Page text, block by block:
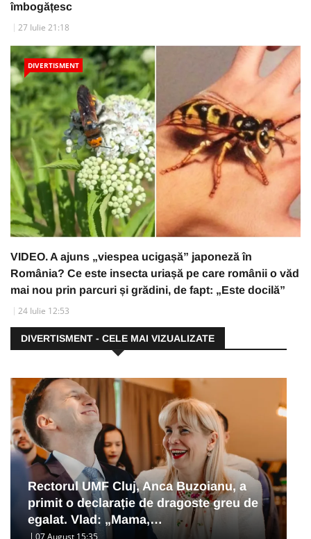
îmbogățesc
27 Iulie 21:18
DIVERTISMENT
VIDEO. A ajuns „viespea ucigașă” japoneză în
România? Ce este insecta uriașă pe care românii o văd
mai nou prin parcuri și grădini, de fapt: „Este docilă”
24 Iulie 12:53
DIVERTISMENT - CELE MAI VIZUALIZATE
Rectorul UMF Cluj, Anca Buzoianu, a
primit o declarație de dragoste greu de
egalat. Vlad: „Mama,…